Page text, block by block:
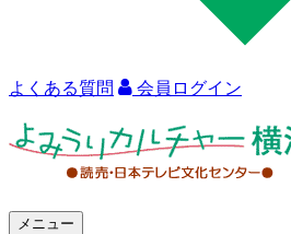
よくある質問 会員ログイン
メニュー